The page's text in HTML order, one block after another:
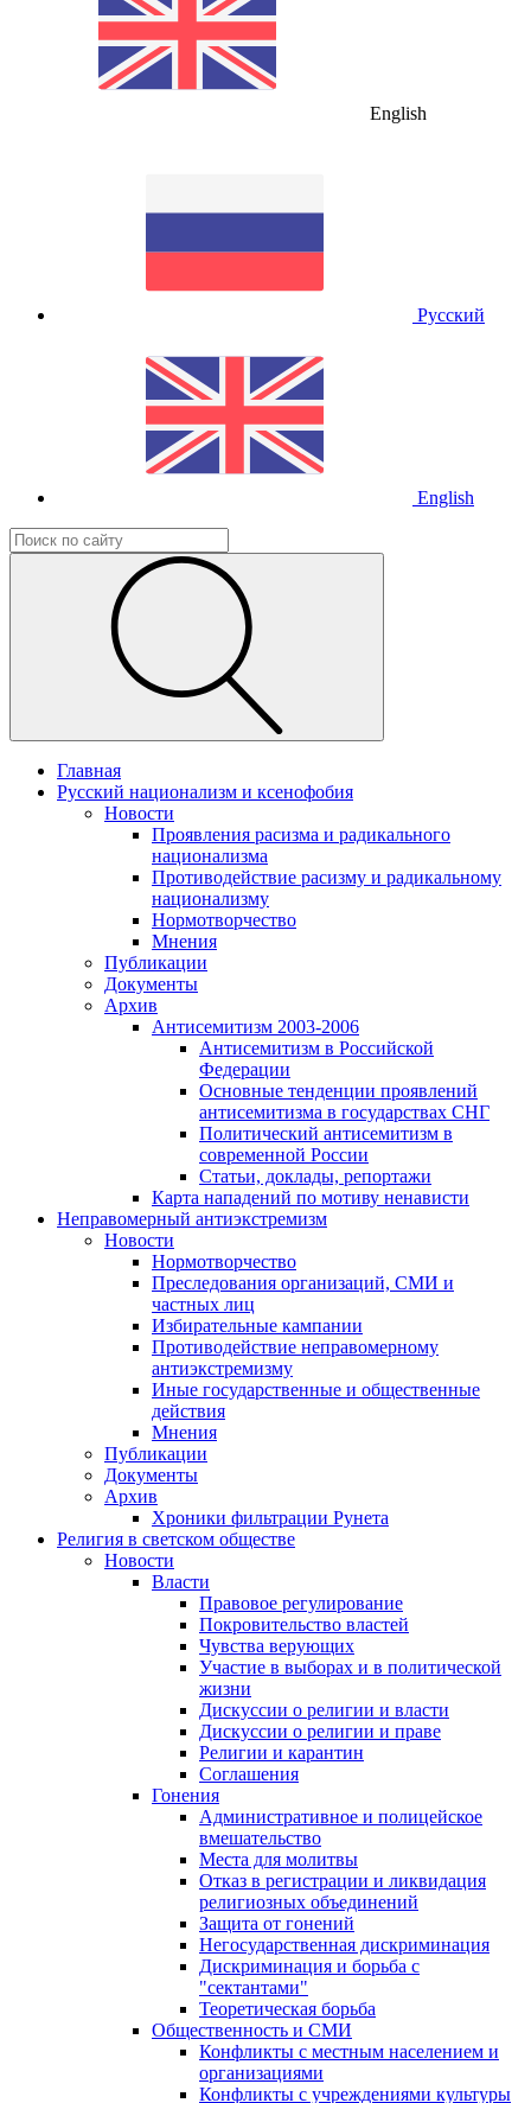
English
Русский
English
Главная
Русский национализм и ксенофобия
Новости
Проявления расизма и радикального
национализма
Противодействие расизму и радикальному
национализму
Нормотворчество
Мнения
Публикации
Документы
Архив
Антисемитизм 2003-2006
Антисемитизм в Российской
Федерации
Основные тенденции проявлений
антисемитизма в государствах СНГ
Политический антисемитизм в
современной России
Статьи, доклады, репортажи
Карта нападений по мотиву ненависти
Неправомерный антиэкстремизм
Новости
Нормотворчество
Преследования организаций, СМИ и
частных лиц
Избирательные кампании
Противодействие неправомерному
антиэкстремизму
Иные государственные и общественные
действия
Мнения
Публикации
Документы
Архив
Хроники фильтрации Рунета
Религия в светском обществе
Новости
Власти
Правовое регулирование
Покровительство властей
Чувства верующих
Участие в выборах и в политической
жизни
Дискуссии о религии и власти
Дискуссии о религии и праве
Религии и карантин
Соглашения
Гонения
Административное и полицейское
вмешательство
Места для молитвы
Отказ в регистрации и ликвидация
религиозных объединений
Защита от гонений
Негосударственная дискриминация
Дискриминация и борьба с
"сектантами"
Теоретическая борьба
Общественность и СМИ
Конфликты с местным населением и
организациями
Конфликты с учреждениями культуры